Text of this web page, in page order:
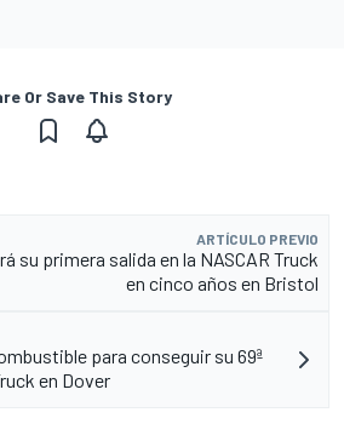
Or Save This Story
ARTÍCULO PREVIO
su primera salida en la NASCAR Truck
en cinco años en Bristol
para conseguir su 69ª
en Dover